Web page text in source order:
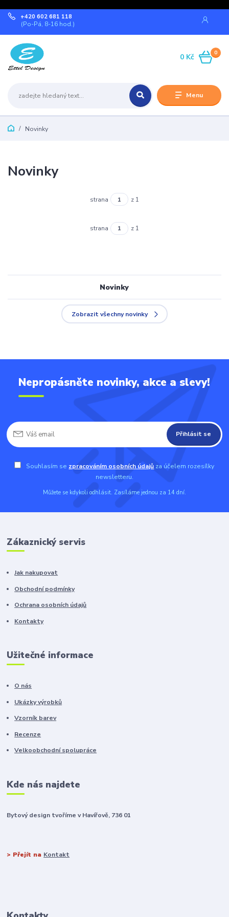
Menu
+420 602 681 118
(Po-Pá, 8-16 hod.)
0
0 Kč
Novinky
Novinky
Zobrazit všechny novinky
Novinky
strana z 1
strana z 1
Nepropásněte novinky, akce a slevy!
Přihlásit se
Souhlasím se zpracováním osobních údajů za účelem rozesílky
newsletteru.
Můžete se kdykoli odhlásit. Zasíláme jednou za 14 dní.
Zákaznický servis
Jak nakupovat
Obchodní podmínky
Ochrana osobních údajů
Kontakty
Užitečné informace
O nás
Ukázky výrobků
Vzorník barev
Recenze
Velkoobchodní spolupráce
Kde nás najdete
Bytový design tvoříme v Havířově, 736 01
> Přejít na Kontakt